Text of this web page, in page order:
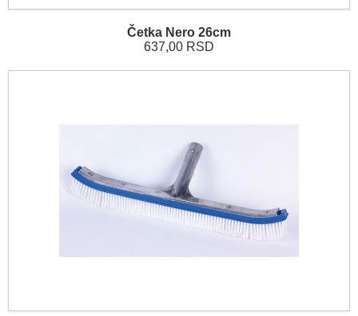
Četka Nero 26cm
637,00 RSD